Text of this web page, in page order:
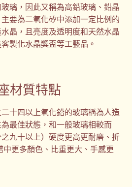
璃，因此又稱為高鉛玻璃、鉛晶
要為二氧化矽中添加一定比例的
晶，且亮度及透明度和天然水晶
製化水晶獎盃等工藝品。
材質特點
十四以上氧化鉛的玻璃稱為人造
最佳狀態，和一般玻璃相較而
九十以上）硬度更高更耐磨、折
更多顏色、比重更大、手感更